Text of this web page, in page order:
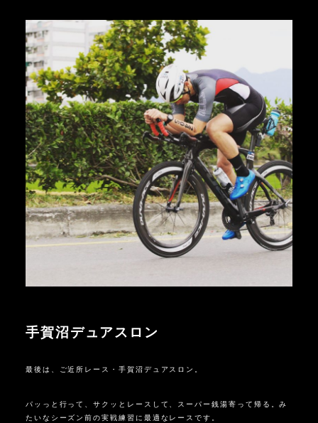
手賀沼デュアスロン
最後は、ご近所レース・手賀沼デュアスロン。
パッっと行って、サクッとレースして、スーパー銭湯寄って帰る。み
たいなシーズン前の実戦練習に最適なレースです。